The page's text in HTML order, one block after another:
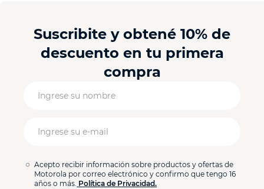
Suscribite y obtené 10% de
descuento en tu primera
compra
Acepto recibir información sobre productos y ofertas de
Motorola por correo electrónico y confirmo que tengo 16
años o más. Política de Privacidad.